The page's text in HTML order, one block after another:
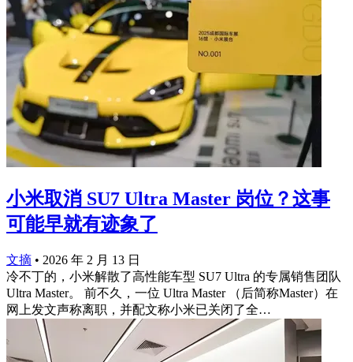
小米取消 SU7 Ultra Master 岗位？这事
可能早就有迹象了
文摘 • 2026 年 2 月 13 日
冷不丁的，小米解散了高性能车型 SU7 Ultra 的专属销售团队
Ultra Master。 前不久，一位 Ultra Master （后简称Master）在
网上发文声称离职，并配文称小米已关闭了全…